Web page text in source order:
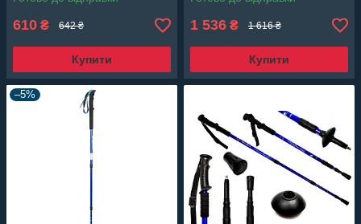
610 ₴ 642 ₴
Купити
1 536 ₴ 1 616 ₴
Купити
–5%